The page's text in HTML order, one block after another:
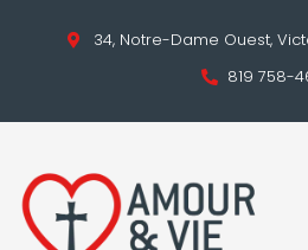
34, Notre-Dame Ouest,
819 758-